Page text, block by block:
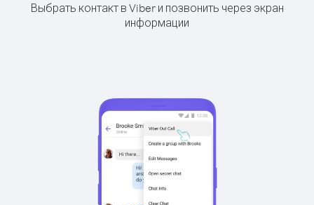
Выбрать контакт в Viber и позвонить через экран
информации